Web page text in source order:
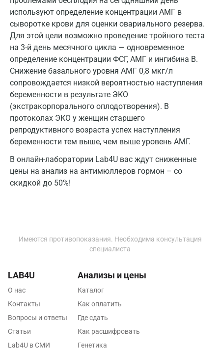
используют определение концентрации АМГ в
сыворотке крови для оценки овариального резерва.
Для этой цели возможно проведение тройного теста
на 3-й день месячного цикла — одновременное
определение концентрации ФСГ, АМГ и ингибина B.
Снижение базального уровня АМГ 0,8 мкг/л
сопровождается низкой вероятностью наступления
беременности в результате ЭКО
(экстракорпорального оплодотворения). В
протоколах ЭКО у женщин старшего
репродуктивного возраста успех наступления
беременности тем выше, чем выше уровень АМГ.
В онлайн-лаборатории Lab4U вас ждут сниженные
цены на анализ на антимюллеров гормон – со
скидкой до 50%!
Рыбинск
Рязань
Самара
Саратов
Сергиев Посад
Серпухов
Смоленск
Сочи
Ставрополь
Сургут
Тольятти
Тосно
Туапсе
Тула
Имеются противопоказания. Необходима консультация
специалиста
LAB4U
О нас
Контакты
Вопросы и ответы
Статьи
Lab4U в СМИ
Анализы и цены
Каталог
Как оплатить
Где сдать
Как расшифровать
Генетика